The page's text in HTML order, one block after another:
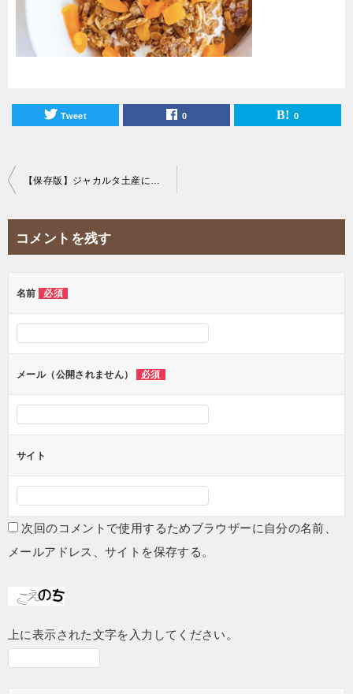
Tweet 0 0
投
ー
ョ
【保存版】ジャカルタ土産にぴったり！おすすめドライフルーツランキング！
コメントを残す
名前 必須
メール（公開されません） 必須
サイト
次回のコメントで使用するためブラウザーに自分の名前、
メールアドレス、サイトを保存する。
上に表示された文字を入力してください。